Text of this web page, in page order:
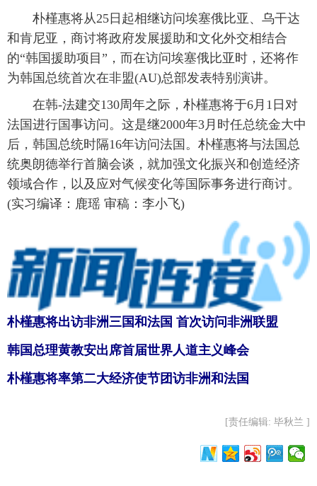
朴槿惠将从25日起相继访问埃塞俄比亚、乌干达
和肯尼亚，商讨将政府发展援助和文化外交相结合
的“韩国援助项目”，而在访问埃塞俄比亚时，还将作
为韩国总统首次在非盟(AU)总部发表特别演讲。
在韩-法建交130周年之际，朴槿惠将于6月1日对
法国进行国事访问。这是继2000年3月时任总统金大中
后，韩国总统时隔16年访问法国。朴槿惠将与法国总
统奥朗德举行首脑会谈，就加强文化振兴和创造经济
领域合作，以及应对气候变化等国际事务进行商讨。
(实习编译：鹿瑶 审稿：李小飞)
朴槿惠将出访非洲三国和法国 首次访问非洲联盟
韩国总理黄教安出席首届世界人道主义峰会
朴槿惠将率第二大经济使节团访非洲和法国
[责任编辑: 毕秋兰 ]